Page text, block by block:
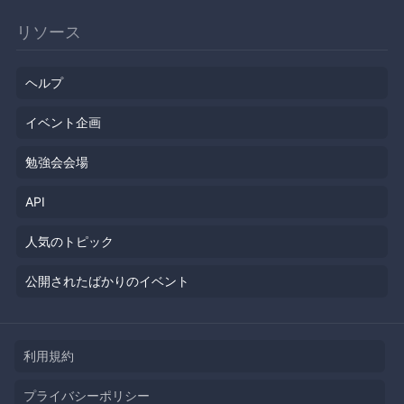
リソース
ヘルプ
イベント企画
勉強会会場
API
人気のトピック
公開されたばかりのイベント
利用規約
プライバシーポリシー